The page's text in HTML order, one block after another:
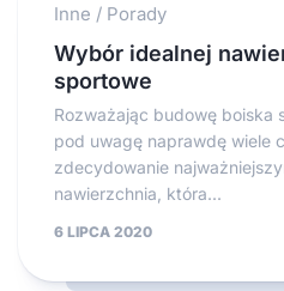
Inne / Porady
Wybór idealnej
sportowe
Rozważając budowę boiska
pod uwagę naprawdę wiele
zdecydowanie
nawierzchnia, która...
6 LIPCA 2020